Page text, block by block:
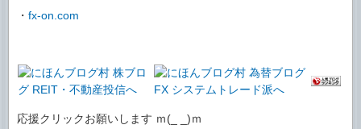
・ fx-on.com
応援クリックお願いします ｍ(_ _)ｍ